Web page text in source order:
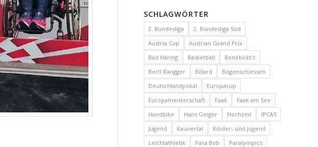
SCHLAGWÖRTER
2. Bundesliga
2. Bundesliga Süd
Austria Cup
Austrian Grand Prix
Bad Häring
Basketball
Benekickt'z
Bertl Rangger
Billard
Bogenschiessen
Deutschlandpokal
Europacup
Europameisterschaft
Faak
Faak am See
Handbike
Hans Geiger Hochzeit
IPCAS
Jugend
Kaunertal
Kinder- und Jugend
Leichtathletik
Para Bob
Paralympics